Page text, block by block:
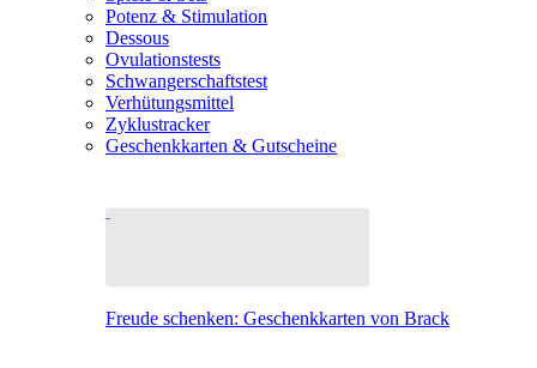
Potenz & Stimulation
Dessous
Ovulationstests
Schwangerschaftstest
Verhütungsmittel
Zyklustracker
Geschenkkarten & Gutscheine
Freude schenken: Geschenkkarten von Brack